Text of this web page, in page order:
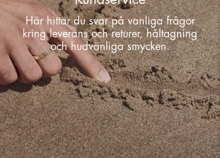
Här hittar du svar på vanliga frågor
kring leverans och returer, håltagning
och hudvänliga smycken.